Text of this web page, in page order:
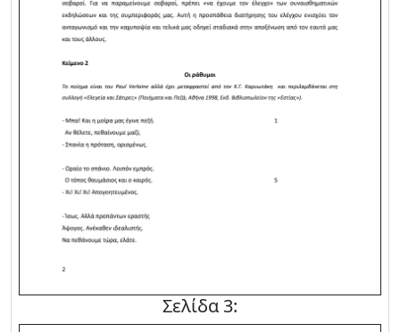
Σελίδα 3: